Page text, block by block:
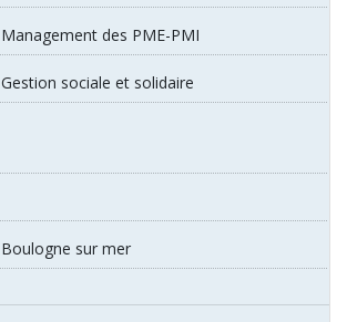
Management des PME-PMI
Gestion sociale et solidaire
Boulogne sur mer